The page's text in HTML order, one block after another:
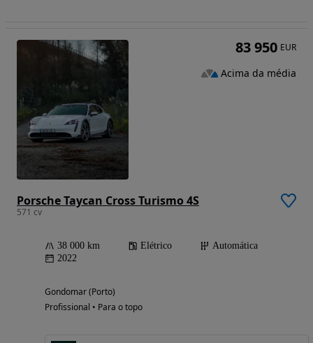
Porsche Taycan Cross Turismo 4S
571 cv
38 000 km Elétrico
Automática
2022
Gondomar (Porto)
Profissional • Para o topo
83 950 EUR
Acima da média